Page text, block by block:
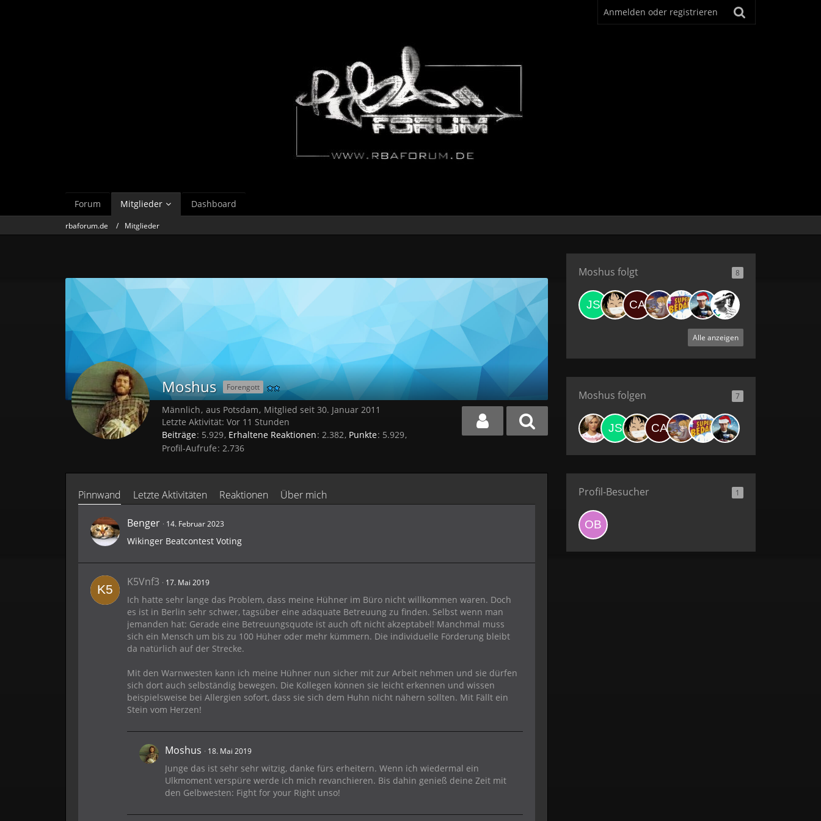
Anmelden oder registrieren
Forum Mitglieder Dashboard
rbaforum.de Mitglieder
Moshus Forengott
Männlich aus Potsdam Mitglied seit 30. Januar 2011
Letzte Aktivität:Vor 11 Stunden
Beiträge 5.929 Erhaltene Reaktionen 2.382 Punkte 5.929
Profil-Aufrufe 2.736
Pinnwand Letzte Aktivitäten Reaktionen Über mich
Benger 14. Februar 2023
Wikinger Beatcontest Voting
K5Vnf3 17. Mai 2019
Ich hatte sehr lange das Problem, dass meine Hühner im Büro nicht willkommen waren. Doch
es ist in Berlin sehr schwer, tagsüber eine adäquate Betreuung zu finden. Selbst wenn man
jemanden hat: Gerade eine Betreuungsquote ist auch oft nicht akzeptabel! Manchmal muss
sich ein Mensch um bis zu 100 Hüher oder mehr kümmern. Die individuelle Förderung bleibt
da natürlich auf der Strecke.
Mit den Warnwesten kann ich meine Hühner nun sicher mit zur Arbeit nehmen und sie dürfen
sich dort auch selbständig bewegen. Die Kollegen können sie leicht erkennen und wissen
beispielsweise bei Allergien sofort, dass sie sich dem Huhn nicht nähern sollten. Mit Fällt ein
Stein vom Herzen!
Moshus 18. Mai 2019
Junge das ist sehr sehr witzig, danke fürs erheitern. Wenn ich wiedermal ein
Ulkmoment verspüre werde ich mich revanchieren. Bis dahin genieß deine Zeit mit
den Gelbwesten: Fight for your Right unso!
Moshus folgt 8
Alle anzeigen
Moshus folgen 7
Profil-Besucher 1